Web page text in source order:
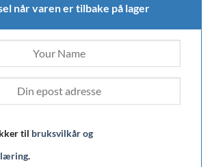
når varen er tilbake på lager
til bruksvilkår og
.